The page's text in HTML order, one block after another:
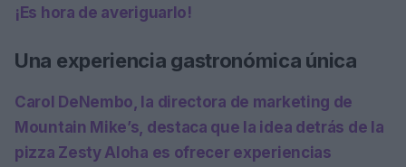
¡Es hora de averiguarlo!
Una experiencia gastronómica única
Carol DeNembo, la directora de marketing de
Mountain Mike’s, destaca que la idea detrás de la
pizza Zesty Aloha es ofrecer experiencias